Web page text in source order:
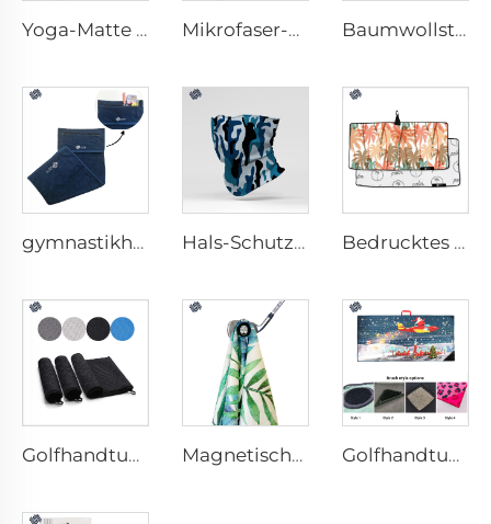
Yoga-Matte Handtuch Mikrofaser-Sporthandtuch Baumwollstrandhandtuch
gymnastikhandtuch mit Tasche Hals-Schutzband Bedrucktes Golfhandtuch
Golfhandtuch aus Mikrofaser Magnetische Golfhandtücher Golfhandtuch mit Bürste